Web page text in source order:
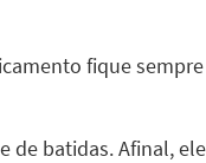
fique
de batidas. Afinal,